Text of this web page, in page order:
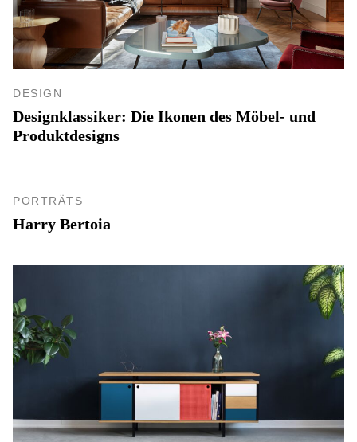
DESIGN
Designklassiker: Die Ikonen des Möbel- und
Produktdesigns
PORTRÄTS
Harry Bertoia